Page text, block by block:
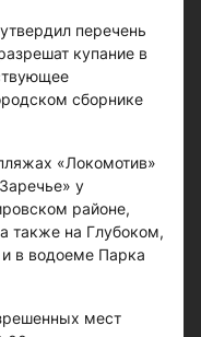
перечень
купание в
сборнике
«Локомотив»
у
районе,
также на Глубоком,
в водоеме Парка
мест